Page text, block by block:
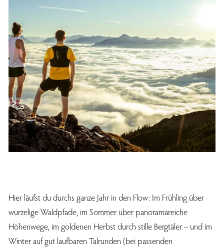
Hier läufst du durchs ganze Jahr in den Flow: Im Frühling über
wurzelige Waldpfade, im Sommer über panoramareiche
Höhenwege, im goldenen Herbst durch stille Bergtäler – und im
Winter auf gut laufbaren Talrunden (bei passenden